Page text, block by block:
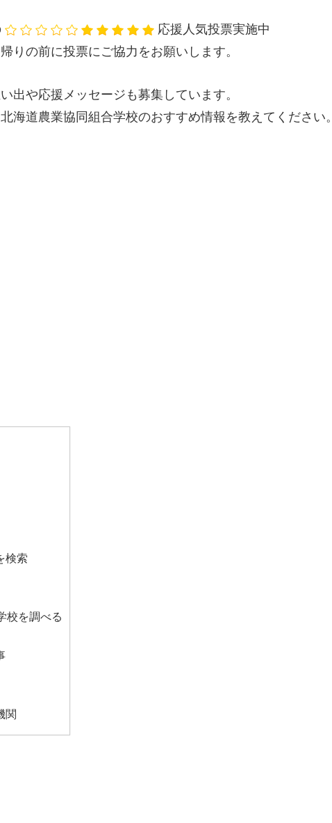
応援人気投票実施中
りの前に投票にご協力をお願いします。
出や応援メッセージも募集しています。
海道農業協同組合学校のおすすめ情報を教えてください。
検索
校を調べる
関